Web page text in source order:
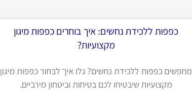
כפפות ללכידת נחשים: איך בוחרים כפפות מיגון
מקצועיות?
מחפשים כפפות ללכידת נחשים? גלו איך לבחור כפפות מיגון
מקצועיות שיבטיחו לכם בטיחות וביטחון מירביים.